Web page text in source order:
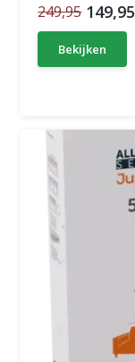
249,95 149,95
Bekijken